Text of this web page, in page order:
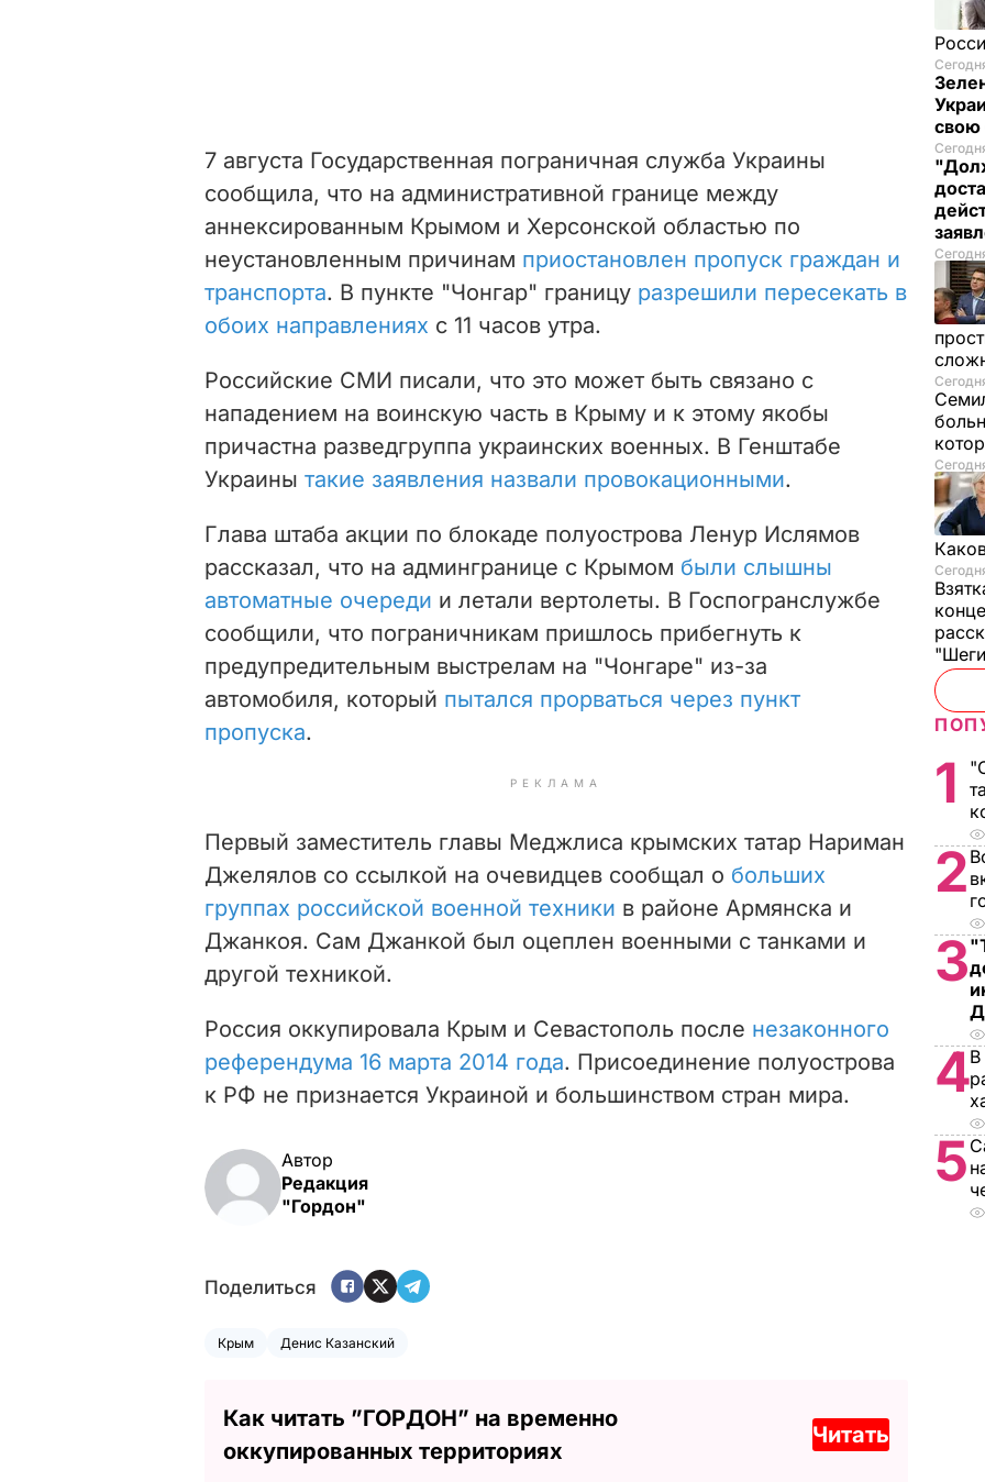
7 августа Государственная пограничная служба Украины
сообщила, что на административной границе между
аннексированным Крымом и Херсонской областью по
неустановленным причинам приостановлен пропуск граждан и
транспорта. В пункте "Чонгар" границу разрешили пересекать в
обоих направлениях с 11 часов утра.
Российские СМИ писали, что это может быть связано с
нападением на воинскую часть в Крыму и к этому якобы
причастна разведгруппа украинских военных. В Генштабе
Украины такие заявления назвали провокационными.
Глава штаба акции по блокаде полуострова Ленур Ислямов
рассказал, что на админгранице с Крымом были слышны
автоматные очереди и летали вертолеты. В Госпогранслужбе
сообщили, что пограничникам пришлось прибегнуть к
предупредительным выстрелам на "Чонгаре" из-за
автомобиля, который пытался прорваться через пункт
пропуска.
РЕКЛАМА
Первый заместитель главы Меджлиса крымских татар Нариман
Джелялов со ссылкой на очевидцев сообщал о больших
группах российской военной техники в районе Армянска и
Джанкоя. Сам Джанкой был оцеплен военными с танками и
другой техникой.
Россия оккупировала Крым и Севастополь после незаконного
референдума 16 марта 2014 года. Присоединение полуострова
к РФ не признается Украиной и большинством стран мира.
Автор
Редакция
"Гордон"
Поделиться
Крым Денис Казанский
Как читать ”ГОРДОН” на временно
оккупированных территориях
Читать
свою
1
2
3
4В
5